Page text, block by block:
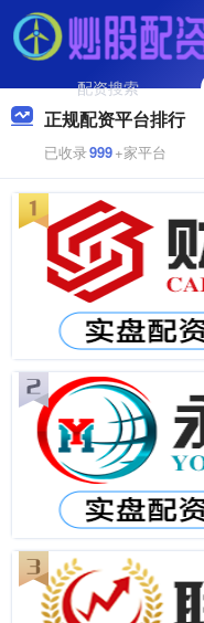
正规配资平台排行
已收录999+家平台